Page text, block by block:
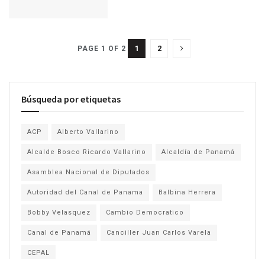
PAGE 1 OF 2 1 2
Búsqueda por etiquetas
ACP Alberto Vallarino
Alcalde Bosco Ricardo Vallarino Alcaldía de Panamá
Asamblea Nacional de Diputados
Autoridad del Canal de Panama Balbina Herrera
Bobby Velasquez Cambio Democratico
Canal de Panamá Canciller Juan Carlos Varela
CEPAL